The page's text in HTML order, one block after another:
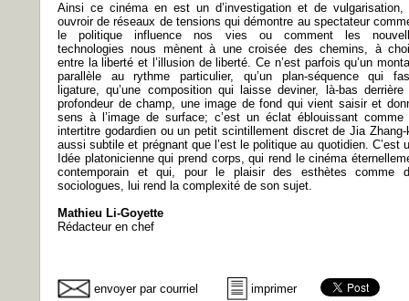
Ainsi ce cinéma en est un d’investigation et de vulgarisation,
ouvroir de réseaux de tensions qui démontre au spectateur
le politique influence nos vies ou comment les
technologies nous mènent à une croisée des chemins, à
entre la liberté et l’illusion de liberté. Ce n’est parfois qu’un
parallèle au rythme particulier, qu’un plan-séquence qui
ligature, qu’une composition qui laisse deviner, là-bas derrière
profondeur de champ, une image de fond qui vient saisir et
sens à l’image de surface; c’est un éclat éblouissant comme
intertitre godardien ou un petit scintillement discret de Jia Zhang-
aussi subtile et prégnant que l’est le politique au quotidien. C’est
Idée platonicienne qui prend corps, qui rend le cinéma
contemporain et qui, pour le plaisir des esthètes comme
sociologues, lui rend la complexité de son sujet.
Mathieu Li-Goyette
Rédacteur en chef
envoyer par courriel imprimer